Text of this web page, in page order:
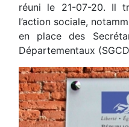
réuni le 21-07-20. Il
l’action sociale,
en place des
Départementaux